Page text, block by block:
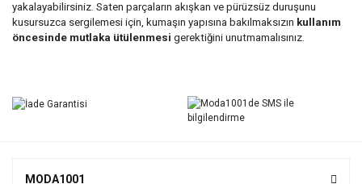
yakalayabilirsiniz. Saten parçaların akışkan ve pürüzsüz duruşunu
kusursuzca sergilemesi için, kumaşın yapısına bakılmaksızın kullanım
öncesinde mutlaka ütülenmesi gerektiğini unutmamalısınız.
MODA1001